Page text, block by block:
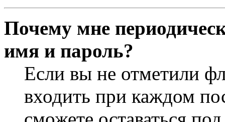
Почему мне
имя и пароль?
Если вы не отметили
входить при каждом